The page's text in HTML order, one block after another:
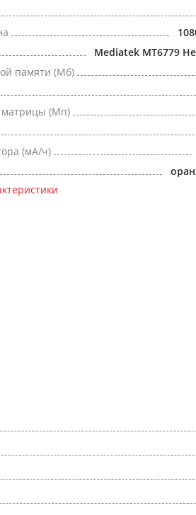
Mediatek MT6779
памяти (Мб)
матрицы (Мп)
(мА/ч)